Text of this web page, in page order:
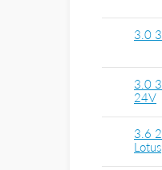
3.0
3.0
24V
3.6
Lotus